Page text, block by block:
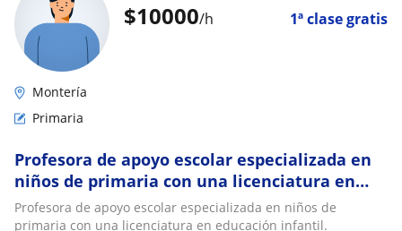
$10000/h 1ª clase gratis
Montería
Primaria
Profesora de apoyo escolar especializada en
niños de primaria con una licenciatura en
educación infantil
Profesora de apoyo escolar especializada en niños de
primaria con una licenciatura en educación infantil.